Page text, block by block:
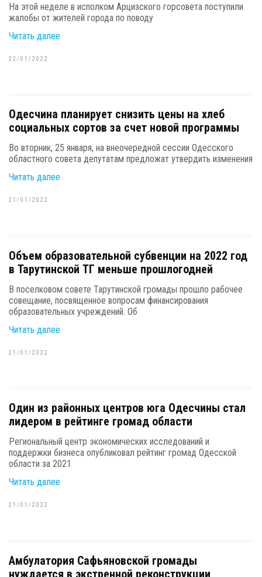
На этой неделе в исполком Арцизского горсовета поступили
жалобы от жителей города по поводу
Читать далее
22/01/2022
Одесчина планирует снизить цены на хлеб
социальных сортов за счет новой программы
Во вторник, 25 января, на внеочередной сессии Одесского
областного совета депутатам предложат утвердить изменения
Читать далее
21/01/2022
Объем образовательной субвенции на 2022 год
в Тарутинской ТГ меньше прошлогодней
В поселковом совете Тарутинской громады прошло рабочее
совещание, посвященное вопросам финансирования
образовательных учреждений. Об
Читать далее
21/01/2022
Один из районных центров юга Одесчины стал
лидером в рейтинге громад области
Региональный центр экономических исследований и
поддержки бизнеса опубликовал рейтинг громад Одесской
области за 2021
Читать далее
21/01/2022
Амбулатория Сафьяновской громады
нуждается в экстренной реконструкции